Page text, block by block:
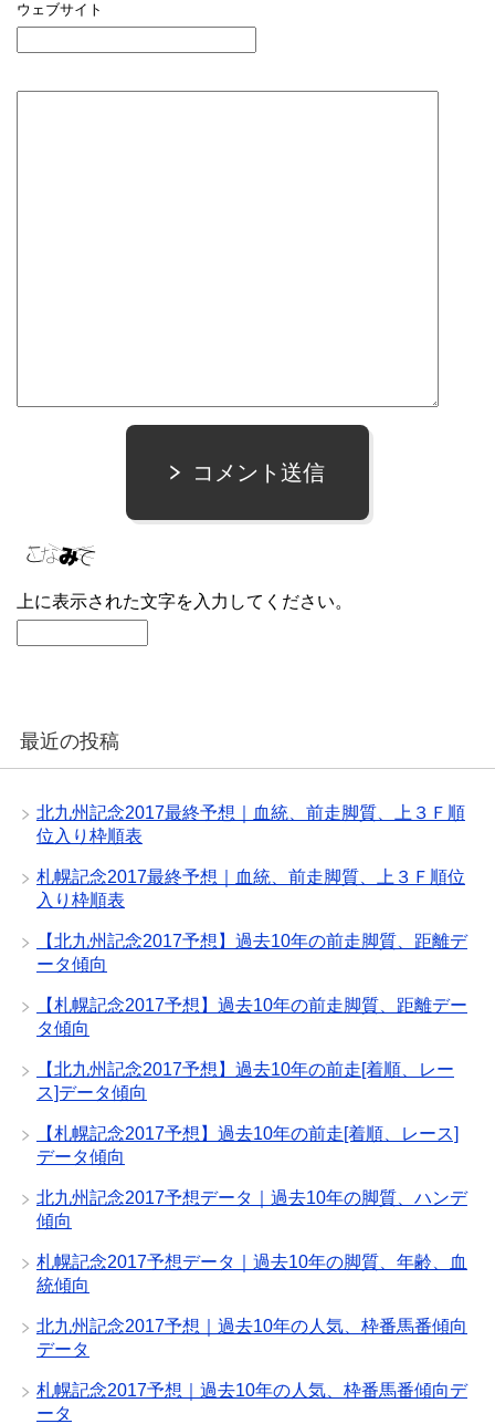
ウェブサイト
コメント送信
上に表示された文字を入力してください。
最近の投稿
北九州記念2017最終予想｜血統、前走脚質、上３Ｆ順
位入り枠順表
札幌記念2017最終予想｜血統、前走脚質、上３Ｆ順位
入り枠順表
【北九州記念2017予想】過去10年の前走脚質、距離デ
ータ傾向
【札幌記念2017予想】過去10年の前走脚質、距離デー
タ傾向
【北九州記念2017予想】過去10年の前走[着順、レー
ス]データ傾向
【札幌記念2017予想】過去10年の前走[着順、レース]
データ傾向
北九州記念2017予想データ｜過去10年の脚質、ハンデ
傾向
札幌記念2017予想データ｜過去10年の脚質、年齢、血
統傾向
北九州記念2017予想｜過去10年の人気、枠番馬番傾向
データ
札幌記念2017予想｜過去10年の人気、枠番馬番傾向デ
ータ